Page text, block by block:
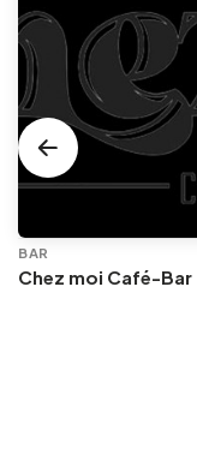
BAR
Chez moi Café-Bar